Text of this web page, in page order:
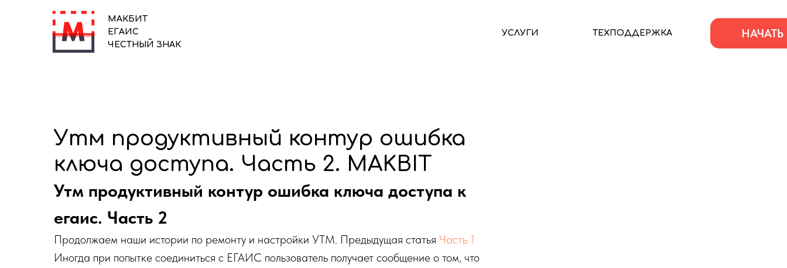
ТЕХПОДДЕРЖКА
УСЛУГИ
ЧЕСТНЫЙ ЗНАК
МАКБИТ
ЕГАИС
Утм продуктивный контур ошибка
ключа доступа. Часть 2. MAKBIT
Утм продуктивный контур ошибка ключа доступа к
егаис. Часть 2
Продолжаем наши истории по ремонту и настройки УТМ. Предыдущая статья Часть 1
Иногда при попытке соединиться с ЕГАИС пользователь получает сообщение о том, что